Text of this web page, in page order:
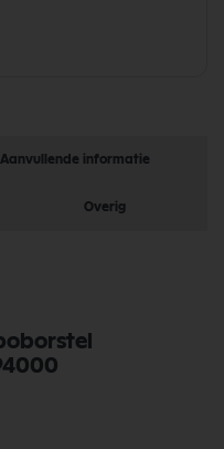
Aanvullende informatie
Overig